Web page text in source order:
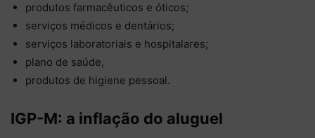
produtos farmacêuticos e óticos;
serviços médicos e dentários;
serviços laboratoriais e hospitalares;
plano de saúde,
produtos de higiene pessoal.
IGP-M: a inflação do aluguel